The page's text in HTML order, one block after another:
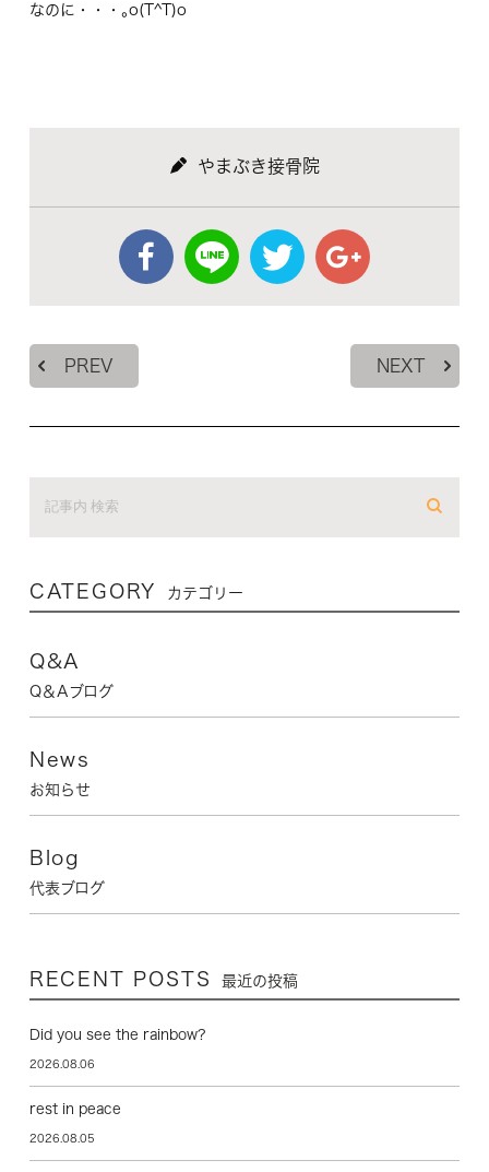
なのに・・・｡o(T^T)o
やまぶき接骨院
PREV NEXT
CATEGORY カテゴリー
Q&A
Q＆Aブログ
News
お知らせ
Blog
代表ブログ
RECENT POSTS 最近の投稿
Did you see the rainbow?
2026.08.06
rest in peace
2026.08.05